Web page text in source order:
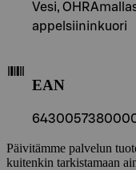
Vesi,
appelsiininkuori
EAN
Päivitämme palvelun
kuitenkin tarkistamaan